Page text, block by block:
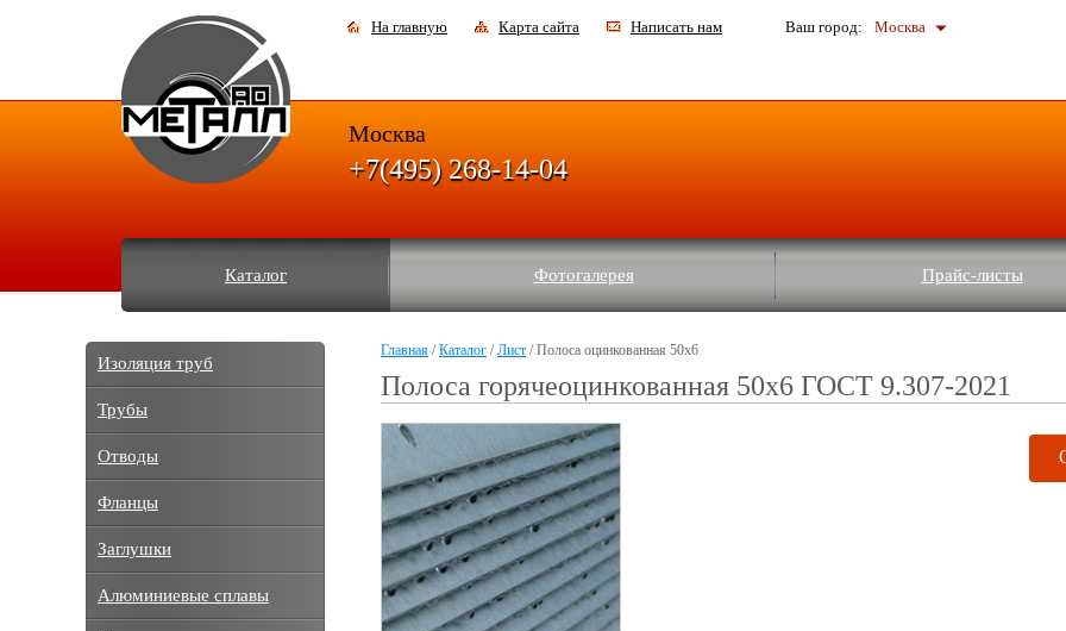
На главную Карта сайта Написать нам Ваш город: Москва
Каталог Фотогалерея Прайс-листы
Москва
+7(495) 268-14-04
Главная /Каталог /Лист / Полоса оцинкованная 50х6
Полоса горячеоцинкованная 50х6 ГОСТ 9.307-2021
Изоляция труб
Трубы
Отводы
Фланцы
Заглушки
Алюминиевые сплавы